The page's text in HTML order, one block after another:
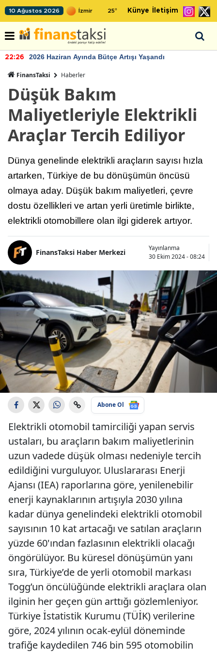
10 Ağustos 2026 25° Künye İletişim
22:26 2026 Haziran Ayında Bütçe Artışı Yaşandı
FinansTaksi Haberler
Düşük Bakım
Maliyetleriyle Elektrikli
Araçlar Tercih Ediliyor
Dünya genelinde elektrikli araçların sayısı hızla
artarken, Türkiye de bu dönüşümün öncüsü
olmaya aday. Düşük bakım maliyetleri, çevre
dostu özellikleri ve artan yerli üretimle birlikte,
elektrikli otomobillere olan ilgi giderek artıyor.
FinansTaksi Haber Merkezi
Yayınlanma
30 Ekim 2024 - 08:24
Abone Ol
Elektrikli otomobil tamirciliği yapan servis
ustaları, bu araçların bakım maliyetlerinin
uzun vadede düşük olması nedeniyle tercih
edildiğini vurguluyor. Uluslararası Enerji
Ajansı (IEA) raporlarına göre, yenilenebilir
enerji kaynaklarının artışıyla 2030 yılına
kadar dünya genelindeki elektrikli otomobil
sayısının 10 kat artacağı ve satılan araçların
yüzde 60'ından fazlasının elektrikli olacağı
öngörülüyor. Bu küresel dönüşümün yanı
sıra, Türkiye’de de yerli otomobil markası
Togg’un öncülüğünde elektrikli araçlara olan
ilginin her geçen gün arttığı gözlemleniyor.
Türkiye İstatistik Kurumu (TÜİK) verilerine
göre, 2024 yılının ocak-eylül döneminde
trafiğe kaydedilen 746 bin 595 otomobilin